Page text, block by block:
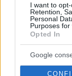
I want to
Retention,
Personal
Purposes for
Opted In
Google
Είδος υπό
Ελλάδα που
τα επιδόματα,
07.08.2026, 15:59